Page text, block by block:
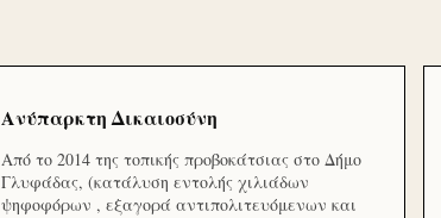
Ανύπαρκτη Δικαιοσύνη
Από το 2014 της τοπικής προβοκάτσιας στο Δήμο
Γλυφάδας, (κατάλυση εντολής χιλιάδων
ψηφοφόρων , εξαγορά αντιπολιτευόμενων και